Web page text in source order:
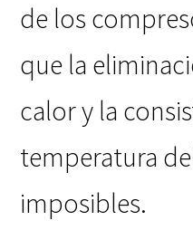
de los
que la
calor y la
temperatura
imposibles.